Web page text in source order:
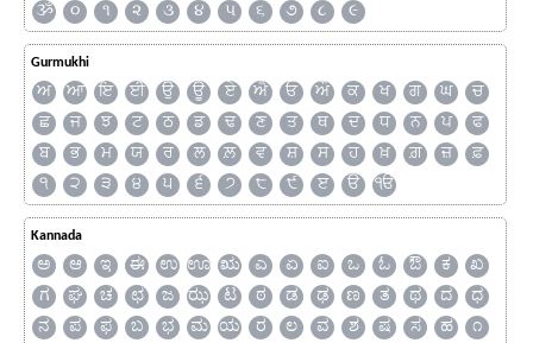
ૐ
૦ ૧ ૨ ૩ ૪ ૫ ૬ ૭ ૮ ૯
Gurmukhi
ਅ ਆ ਇ ਈ ਉ ਊ ਏ ਐ ਓ ਔ ਕ ਖ ਗ ਘ
ਚ
ਛ
ਜ ਝ ਟ ਠ ਡ ਢ ਣ ਤ ਥ ਦ ਧ ਨ ਪ
ਫ
ਬ
ਭ ਮ ਯ ਰ ਲ ਲ਼ ਵ ਸ਼ ਸ ਹ ਖ਼ ਗ਼ ਜ਼
ਫ਼
੧
੨ ੩ ੪ ੫ ੬ ੭ ੮ ੯ ੲ ੳ ੴ
Kannada
ಅ ಆ ಇ ಈ ಉ ಊ ಋ ಎ ಏ ಐ ಒ ಓ ಔ ಕ
ಖ
ಗ
ಘ ಚ ಛ ಜ ಝ ಟ ಠ ಡ ಢ ಣ ತ ಥ ದ
ಧ
ನ
ಪ ಫ ಬ ಭ ಮ ಯ ರ ಲ ವ ಶ ಷ ಸ ಹ ೧